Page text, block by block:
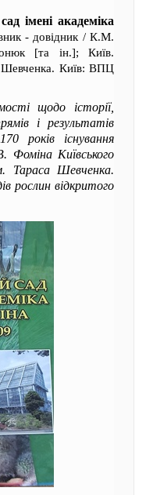
імені академіка
- довідник / К.М.
[та ін.]; Київ.
Шевченка. Київ: ВПЦ
щодо історії,
і результатів
років існування
Фоміна Київського
Тараса Шевченка.
рослин відкритого